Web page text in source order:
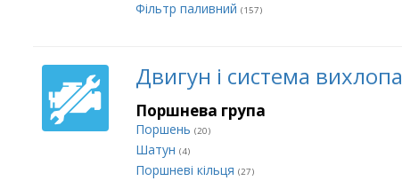
Фільтр паливний (157)
Двигун і система вихлопа
Поршнева група
Поршень (20)
Шатун (4)
Поршневі кільця (27)